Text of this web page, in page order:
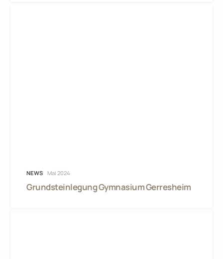
NEWS Mai 2024
Grundsteinlegung Gymnasium Gerresheim